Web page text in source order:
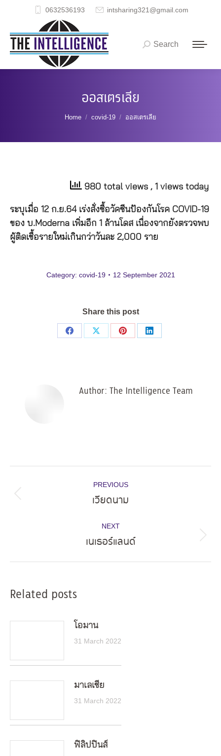
0632536193 intsharing321@gmail.com
Search:
Search
ออสเตรเลีย
You are here:
Home covid-19 ออสเตรเลีย
980 total views , 1 views today
ระบุเมื่อ 12 ก.ย.64 เร่งสั่งซื้อวัคซีนป้องกันโรค COVID-19
ของ บ.Moderna เพิ่มอีก 1 ล้านโดส เนื่องจากยังตรวจพบ
ผู้ติดเชื้อรายใหม่เกินกว่าวันละ 2,000 ราย
Category: covid-19 12 September 2021
Share this post
Share
Share
Share
Share
Author: The Intelligence Team
navigation
PREVIOUS
Previous
เวียดนาม
NEXT
Next
เนเธอร์แลนด์
Related posts
โอมาน
31 March 2022
มาเลเซีย
31 March 2022
ฟิลิปปินส์